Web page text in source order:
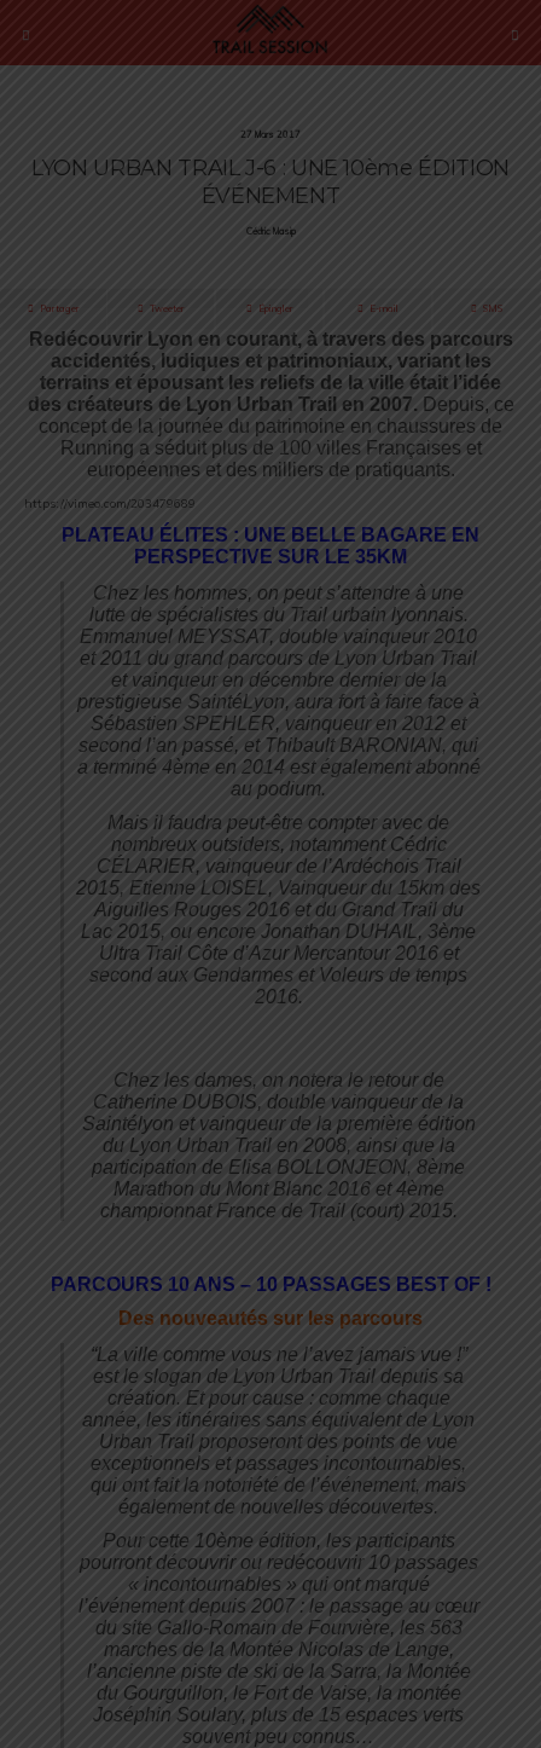
27 Mars 2017
LYON URBAN TRAIL J-6 : UNE 10ème ÉDITION
ÉVÉNEMENT
Cédric Masip
Partager Tweeter Épingler E-mail SMS
Redécouvrir Lyon en courant, à travers des parcours
accidentés, ludiques et patrimoniaux, variant les
terrains et épousant les reliefs de la ville était l’idée
des créateurs de Lyon Urban Trail en 2007.Depuis, ce
concept de la journée du patrimoine en chaussures de
Running a séduit plus de 100 villes Françaises et
européennes et des milliers de pratiquants.
https://vimeo.com/203479689
PLATEAU ÉLITES : UNE BELLE BAGARE EN
PERSPECTIVE SUR LE 35KM
Chez les hommes, on peut s’attendre à une
lutte de spécialistes du Trail urbain lyonnais.
Emmanuel MEYSSAT, double vainqueur 2010
et 2011 du grand parcours de Lyon Urban Trail
et vainqueur en décembre dernier de la
prestigieuse SaintéLyon, aura fort à faire face à
Sébastien SPEHLER, vainqueur en 2012 et
second l’an passé, et Thibault BARONIAN, qui
a terminé 4ème en 2014 est également abonné
au podium.
Mais il faudra peut-être compter avec de
nombreux outsiders, notamment Cédric
CÉLARIER, vainqueur de l’Ardéchois Trail
2015, Etienne LOISEL, Vainqueur du 15km des
Aiguilles Rouges 2016 et du Grand Trail du
Lac 2015, ou encore Jonathan DUHAIL, 3ème
Ultra Trail Côte d’Azur Mercantour 2016 et
second aux Gendarmes et Voleurs de temps
2016.
Chez les dames, on notera le retour de
Catherine DUBOIS, double vainqueur de la
Saintélyon et vainqueur de la première édition
du Lyon Urban Trail en 2008, ainsi que la
participation de Elisa BOLLONJEON, 8ème
Marathon du Mont Blanc 2016 et 4ème
championnat France de Trail (court) 2015.
PARCOURS 10 ANS – 10 PASSAGES BEST OF !
Des nouveautés sur les parcours
“La ville comme vous ne l’avez jamais vue !”
est le slogan de Lyon Urban Trail depuis sa
création. Et pour cause : comme chaque
année, les itinéraires sans équivalent de Lyon
Urban Trail proposeront des points de vue
exceptionnels et passages incontournables,
qui ont fait la notoriété de l’événement, mais
également de nouvelles découvertes.
Pour cette 10ème édition, les participants
pourront découvrir ou redécouvrir 10 passages
« incontournables » qui ont marqué
l’événement depuis 2007 : le passage au cœur
du site Gallo-Romain de Fourvière, les 563
marches de la Montée Nicolas de Lange,
l’ancienne piste de ski de la Sarra, la Montée
du Gourguillon, le Fort de Vaise, la montée
Joséphin Soulary, plus de 15 espaces verts
souvent peu connus…